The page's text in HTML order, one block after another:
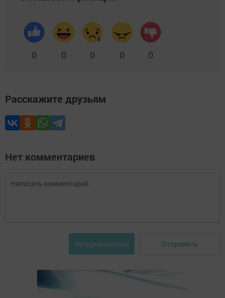
0 0 0 0 0
Расскажите друзьям
Нет комментариев
Авторизоваться Отправить